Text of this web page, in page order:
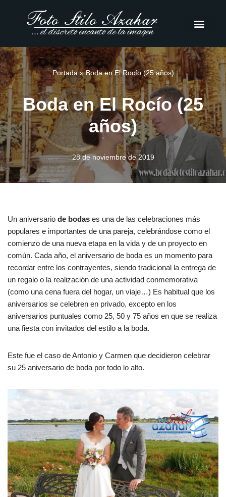
contenido
Portada»Boda en El Rocío (25 años)
Boda en El Rocío (25
años)
28 de noviembre de 2019
Un aniversario de bodas es una de las celebraciones más
populares e importantes de una pareja, celebrándose como el
comienzo de una nueva etapa en la vida y de un proyecto en
común. Cada año, el aniversario de boda es un momento para
recordar entre los contrayentes, siendo tradicional la entrega de
un regalo o la realización de una actividad conmemorativa
(como una cena fuera del hogar, un viaje…) Es habitual que los
aniversarios se celebren en privado, excepto en los
aniversarios puntuales como 25, 50 y 75 años en que se realiza
una fiesta con invitados del estilo a la boda.
Este fue el caso de Antonio y Carmen que decidieron celebrar
su 25 aniversario de boda por todo lo alto.